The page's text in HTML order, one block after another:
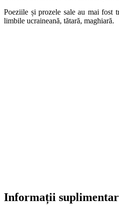
Poeziile și prozele sale au mai fost
limbile ucraineană, tătară, maghiară.
Informații